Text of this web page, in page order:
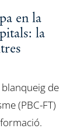
en la
la
de
(PBC-FT)